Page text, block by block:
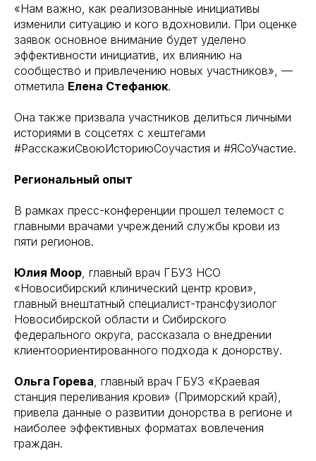
«Нам важно, как реализованные инициативы
изменили ситуацию и кого вдохновили. При оценке
заявок основное внимание будет уделено
эффективности инициатив, их влиянию на
сообщество и привлечению новых участников», —
отметила Елена Стефанюк.
Она также призвала участников делиться личными
историями в соцсетях с хештегами
#РасскажиСвоюИсториюСоучастия и #ЯСоУчастие.
Региональный опыт
В рамках пресс-конференции прошел телемост с
главными врачами учреждений службы крови из
пяти регионов.
Юлия Моор , главный врач ГБУЗ НСО
«Новосибирский клинический центр крови»,
главный внештатный специалист-трансфузиолог
Новосибирской области и Сибирского
федерального округа, рассказала о внедрении
клиентоориентированного подхода к донорству.
Ольга Горева , главный врач ГБУЗ «Краевая
станция переливания крови» (Приморский край),
привела данные о развитии донорства в регионе и
наиболее эффективных форматах вовлечения
граждан.